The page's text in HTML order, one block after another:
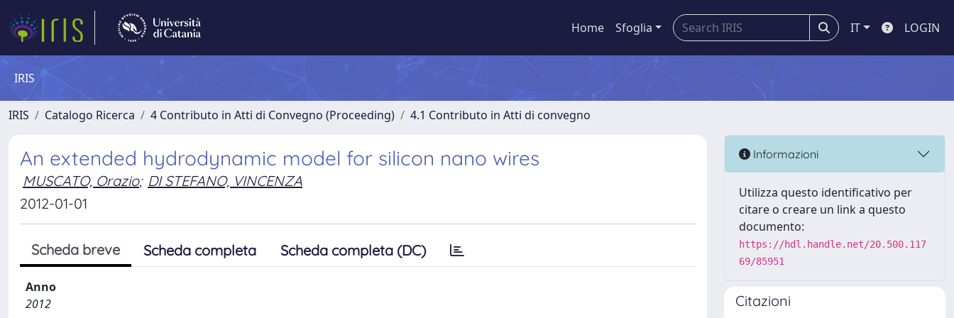
Home Sfoglia IT LOGIN
IRIS
IRIS Catalogo Ricerca 4 Contributo in Atti di Convegno (Proceeding) 4.1 Contributo in Atti di convegno
An extended hydrodynamic model for silicon nano wires
MUSCATO, Orazio; DI STEFANO, VINCENZA
2012-01-01
Scheda breve Scheda completa Scheda completa (DC)
Anno
2012
Informazioni
Utilizza questo identificativo per
citare o creare un link a questo
documento:
https://hdl.handle.net/20.500.117
69/85951
Citazioni